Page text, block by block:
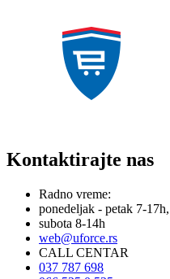
Kontaktirajte nas
Radno vreme:
ponedeljak - petak 7-17h,
subota 8-14h
web@uforce.rs
CALL CENTAR
037 787 698